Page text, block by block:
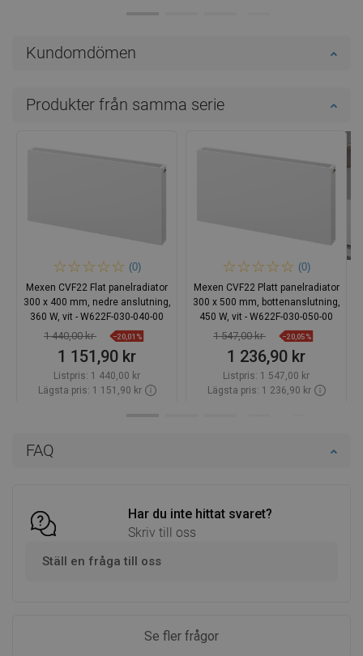
FAQ
Har du inte hittat svaret?
Skriv till oss
Ställ en fråga till oss
Se fler frågor
Kundomdömen
Produkter från samma serie
(0)
Mexen CVF22 Flat panelradiator
300 x 400 mm, nedre anslutning,
360 W, vit - W622F-030-040-00
1 440,00 kr −20,01%
1 151,90 kr
Listpris: 1 440,00 kr
Lägsta pris: 1 151,90 kr
(0)
Mexen CVF22 Platt panelradiator
300 x 500 mm, bottenanslutning,
450 W, vit - W622F-030-050-00
1 547,00 kr −20,05%
1 236,90 kr
Listpris: 1 547,00 kr
Lägsta pris: 1 236,90 kr